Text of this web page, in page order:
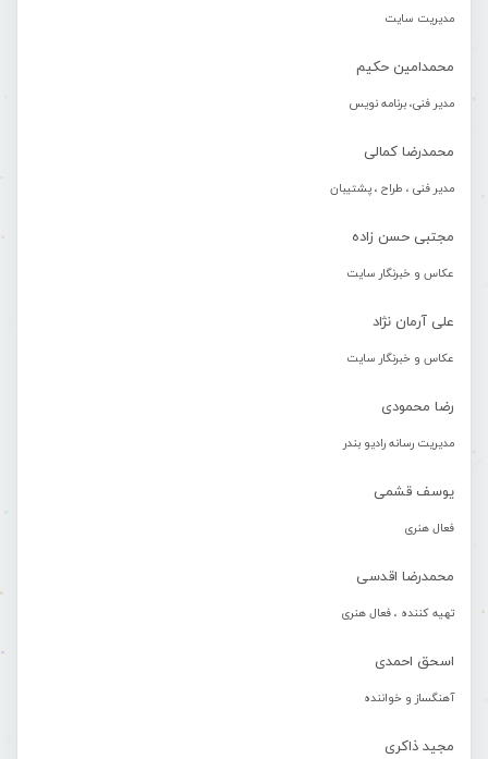
مدیریت سایت
محمدامین حکیم
مدیر فنی، برنامه نویس
محمدرضا کمالی
مدیر فنی ، طراح ، پشتیبان
مجتبی حسن زاده
عکاس و خبرنگار سایت
علی آرمان نژاد
عکاس و خبرنگار سایت
رضا محمودی
مدیریت رسانه رادیو بندر
یوسف قشمی
فعال هنری
محمدرضا اقدسی
تهیه کننده ، فعال هنری
اسحق احمدی
آهنگساز و خواننده
مجید ذاکری